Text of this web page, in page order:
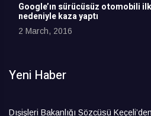
Google’ın sürücüsüz otomobili
nedeniyle kaza yaptı
2 March, 2016
Yeni Haber
Dışişleri Bakanlığı Sözcüsü